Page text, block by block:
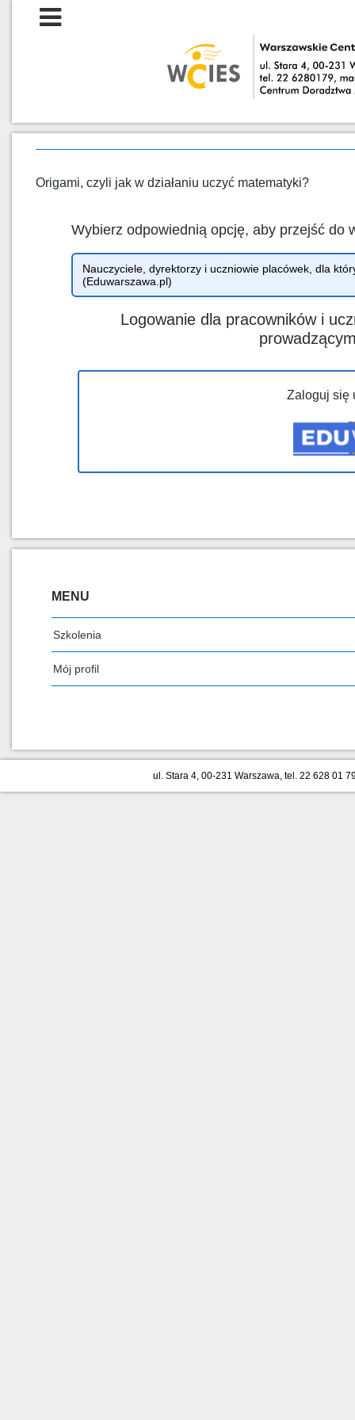
Origami, czyli jak w działaniu uczyć matematyki?
Wybierz odpowiednią opcję, aby przejść do
Nauczyciele, dyrektorzy i uczniowie placówek, dla
(Eduwarszawa.pl)
Logowanie dla pracowników i
Zaloguj się
MENU
Szkolenia
Mój profil
ul. Stara 4, 00-231 Warszawa, tel. 22 628 01